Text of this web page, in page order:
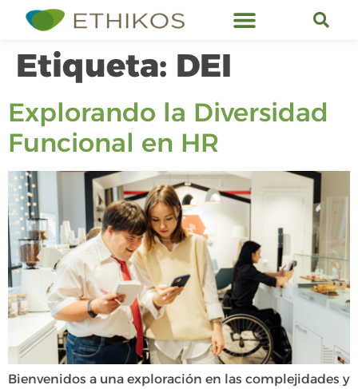
Etiqueta: DEI
Explorando la Diversidad
Funcional en HR
Bienvenidos a una exploración en las complejidades y